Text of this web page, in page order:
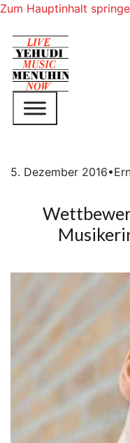
Zum Hauptinhalt
5. Dezember 2016•